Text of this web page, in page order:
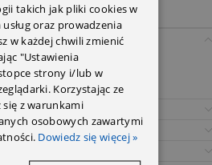
takich jak pliki cookies w
oraz prowadzenia
w każdej chwili zmienić
"Ustawienia
strony i/lub w
Korzystając ze
się z warunkami
osobowych zawartymi
Dowiedz się więcej »